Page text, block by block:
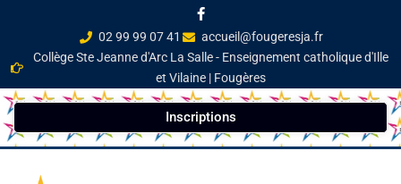
02 99 99 07 41
accueil@fougeresja.fr
Collège Ste Jeanne d'Arc La Salle - Enseignement catholique d'Ille
et Vilaine | Fougères
Inscriptions